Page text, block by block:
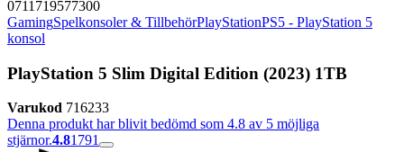
0711719577300
GamingSpelkonsoler & TillbehörPlayStationPS5 - PlayStation 5
konsol
PlayStation 5 Slim Digital Edition (2023) 1TB
Varukod 716233
Denna produkt har blivit bedömd som 4.8 av 5 möjliga
stjärnor.4.81791